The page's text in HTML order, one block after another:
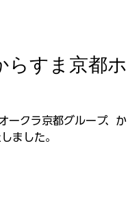
らすま京都
ークラ京都グループ、か
ました。